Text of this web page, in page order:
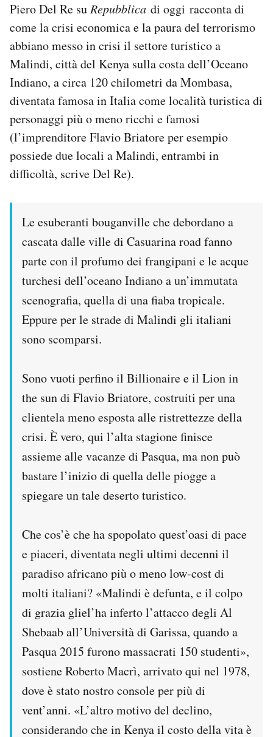
CALENDARIO
AREA PERSONALE
Area Personale
Newsletter
Notifiche mobile
Regala il Post
Piero Del Re suRepubblica di oggi racconta di
come la crisi economica e la paura del terrorismo
abbiano messo in crisi il settore turistico a
Malindi, città del Kenya sulla costa dell’Oceano
Indiano, a circa 120 chilometri da Mombasa,
diventata famosa in Italia come località turistica di
personaggi più o meno ricchi e famosi
(l’imprenditore Flavio Briatore per esempio
possiede due locali a Malindi, entrambi in
difficoltà, scrive Del Re).
Le esuberanti bouganville che debordano a
cascata dalle ville di Casuarina road fanno
parte con il profumo dei frangipani e le acque
turchesi dell’oceano Indiano a un’immutata
scenografia, quella di una fiaba tropicale.
Eppure per le strade di Malindi gli italiani
sono scomparsi.
Sono vuoti perfino il Billionaire e il Lion in
the sun di Flavio Briatore, costruiti per una
clientela meno esposta alle ristrettezze della
crisi. È vero, qui l’alta stagione finisce
assieme alle vacanze di Pasqua, ma non può
bastare l’inizio di quella delle piogge a
spiegare un tale deserto turistico.
Che cos’è che ha spopolato quest’oasi di pace
e piaceri, diventata negli ultimi decenni il
paradiso africano più o meno low-cost di
molti italiani? «Malindi è defunta, e il colpo
di grazia gliel’ha inferto l’attacco degli Al
Shebaab all’Università di Garissa, quando a
Pasqua 2015 furono massacrati 150 studenti»,
sostiene Roberto Macrì, arrivato qui nel 1978,
dove è stato nostro console per più di
vent’anni. «L’altro motivo del declino,
considerando che in Kenya il costo della vita è